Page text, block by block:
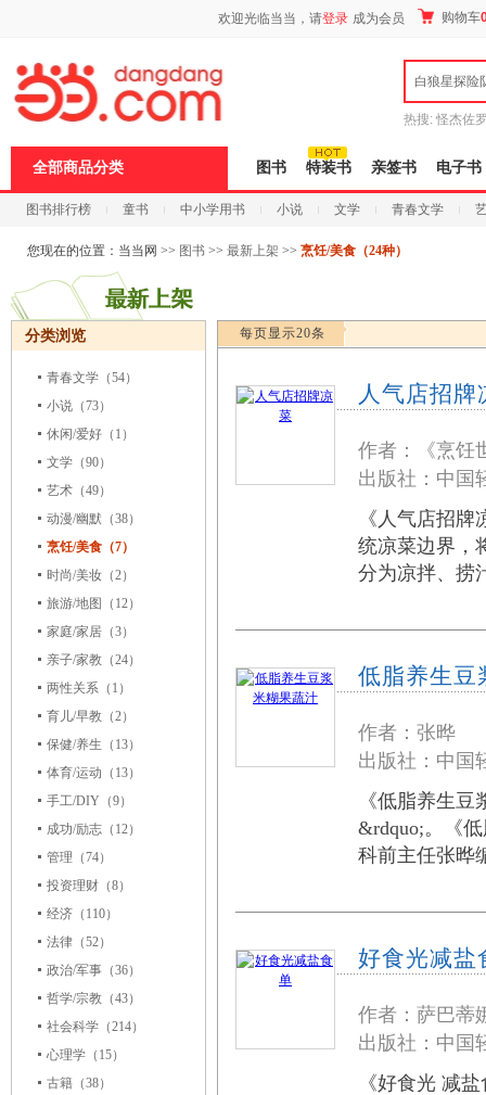
欢迎光临当当，请登录 成为会员 购物车
白狼星探险
热搜: 怪杰佐
全部商品分类 图书 特装书 亲签书 电子书
图书排行榜 童书 中小学用书 小说 文学 青春文学
科技 进口原版 电子书
您现在的位置： 当当网 >> 图书 >> 最新上架 >> 烹饪/美食（24种）
分类浏览
青春文学 （54）
小说 （73）
休闲/爱好 （1）
文学 （90）
艺术 （49）
动漫/幽默 （38）
烹饪/美食（7）
时尚/美妆 （2）
旅游/地图
（12）
家庭/家居 （3）
亲子/家教 （24）
两性关系 （1）
育儿/早教 （2）
保健/养生 （13）
体育/运动 （13）
手工/DIY （9）
成功/励志 （12）
管理 （74）
投资理财 （8）
经济 （110）
法律 （52）
政治/军事 （36）
哲学/宗教 （43）
社会科学 （214）
心理学 （15）
古籍 （38）
每页显示20条
人气店招牌
作者：《烹饪
出版社：中
《人气店招
统凉菜边界，
分为凉拌、捞
低脂养生豆
作者：张晔
出版社：中
《低脂养生
&rdquo;。《
科前主任张晔
好食光减盐
作者：萨巴蒂
出版社：中
《好食光 减
页
浪
键